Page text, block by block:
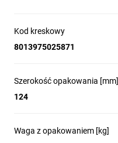
Kod kreskowy
8013975025871
Szerokość opakowania [mm]
124
Waga z opakowaniem [kg]